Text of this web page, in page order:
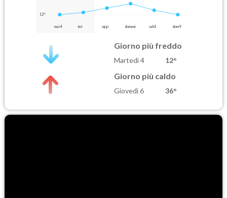
12°
mar 4 ieri oggi domani sab 8 dom 9
Giorno più freddo
Martedì 4 12°
Giorno più caldo
Giovedì 6 36°